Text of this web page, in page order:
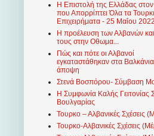
Η Επιστολή της Ελλάδας
που Απορρίπτει Όλα τα
Επιχειρήματα - 25 Μαΐου 2022
Η προέλευση των Αλβανών
τους στην Οθωμα...
Πώς και πότε οι Αλβανοί
εγκαταστάθηκαν στα
άποψη
Στενά Βοσπόρου- Σύμβαση
Η Συμφωνία Καλής Γειτονίας
Βουλγαρίας
Τουρκο – Αλβανικές Σχέσεις
Τουρκο-Αλβανικές Σχέσεις